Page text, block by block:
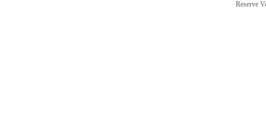
Reserve